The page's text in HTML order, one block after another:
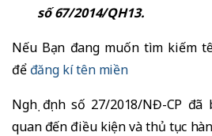
số 67/2014/QH13.
Nếu Bạn đang muốn tìm kiếm
đểđăng kí tên miền
Nghị định số 27/2018/NĐ-CP
quan đến điều kiện và thủ tục